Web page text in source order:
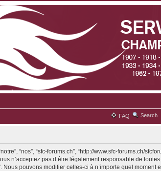
FAQ Search
“nos”, “sfc-forums.ch”, “http://www.sfc-forums.ch/
n’acceptez pas d’être légalement responsable de
Nous pouvons modifier celles-ci à n’importe quel moment